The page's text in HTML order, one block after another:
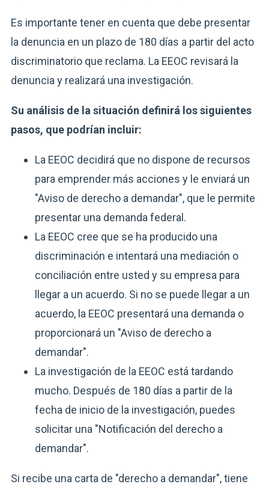
Es importante tener en cuenta que debe presentar
la denuncia en un plazo de 180 días a partir del acto
discriminatorio que reclama. La EEOC revisará la
denuncia y realizará una investigación.
Su análisis de la situación definirá los siguientes
pasos, que podrían incluir:
La EEOC decidirá que no dispone de recursos
para emprender más acciones y le enviará un
"Aviso de derecho a demandar", que le permite
presentar una demanda federal.
La EEOC cree que se ha producido una
discriminación e intentará una mediación o
conciliación entre usted y su empresa para
llegar a un acuerdo. Si no se puede llegar a un
acuerdo, la EEOC presentará una demanda o
proporcionará un "Aviso de derecho a
demandar".
La investigación de la EEOC está tardando
mucho. Después de 180 días a partir de la
fecha de inicio de la investigación, puedes
solicitar una "Notificación del derecho a
demandar".
Si recibe una carta de "derecho a demandar", tiene